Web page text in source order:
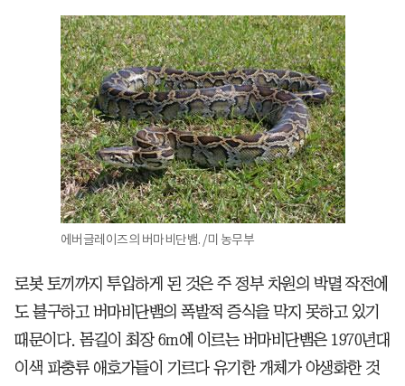
에버글레이즈의 버마비단뱀. /미 농무부
로봇 토끼까지 투입하게 된 것은 주 정부 차원의 박멸 작전에
도 불구하고 버마비단뱀의 폭발적 증식을 막지 못하고 있기
때문이다. 몸길이 최장 6m에 이르는 버마비단뱀은 1970년대
이색 파충류 애호가들이 기르다 유기한 개체가 야생화한 것